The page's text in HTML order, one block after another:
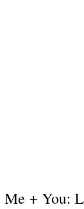
Me + You: